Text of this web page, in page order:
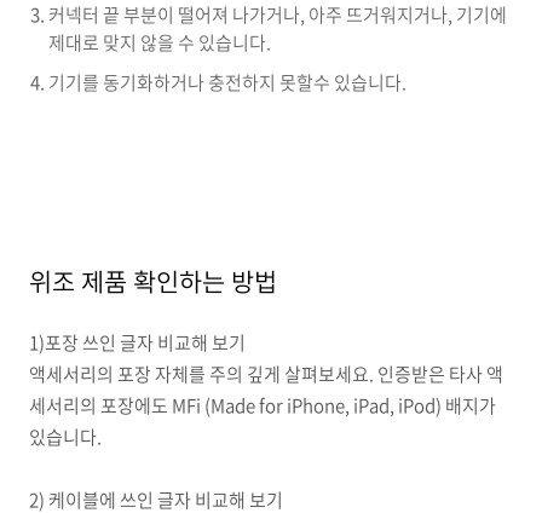
커넥터 끝 부분이 떨어져 나가거나, 아주 뜨거워지거나, 기기에
제대로 맞지 않을 수 있습니다.
기기를 동기화하거나 충전하지 못할수 있습니다.
위조 제품 확인하는 방법
1)포장 쓰인 글자 비교해 보기
액세서리의 포장 자체를 주의 깊게 살펴보세요. 인증받은 타사 액
세서리의 포장에도 MFi (Made for iPhone, iPad, iPod) 배지가
있습니다.
2) 케이블에 쓰인 글자 비교해 보기